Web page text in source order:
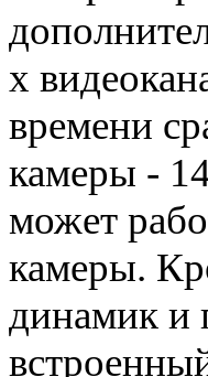
х
времени
камеры -
может
камеры.
динамик и